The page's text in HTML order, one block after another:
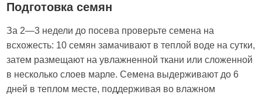
Подготовка семян
За 2—3 недели до посева проверьте семена на
всхожесть: 10 семян замачивают в теплой воде на сутки,
затем размещают на увлажненной ткани или сложенной
в несколько слоев марле. Семена выдерживают до 6
дней в теплом месте, поддерживая во влажном